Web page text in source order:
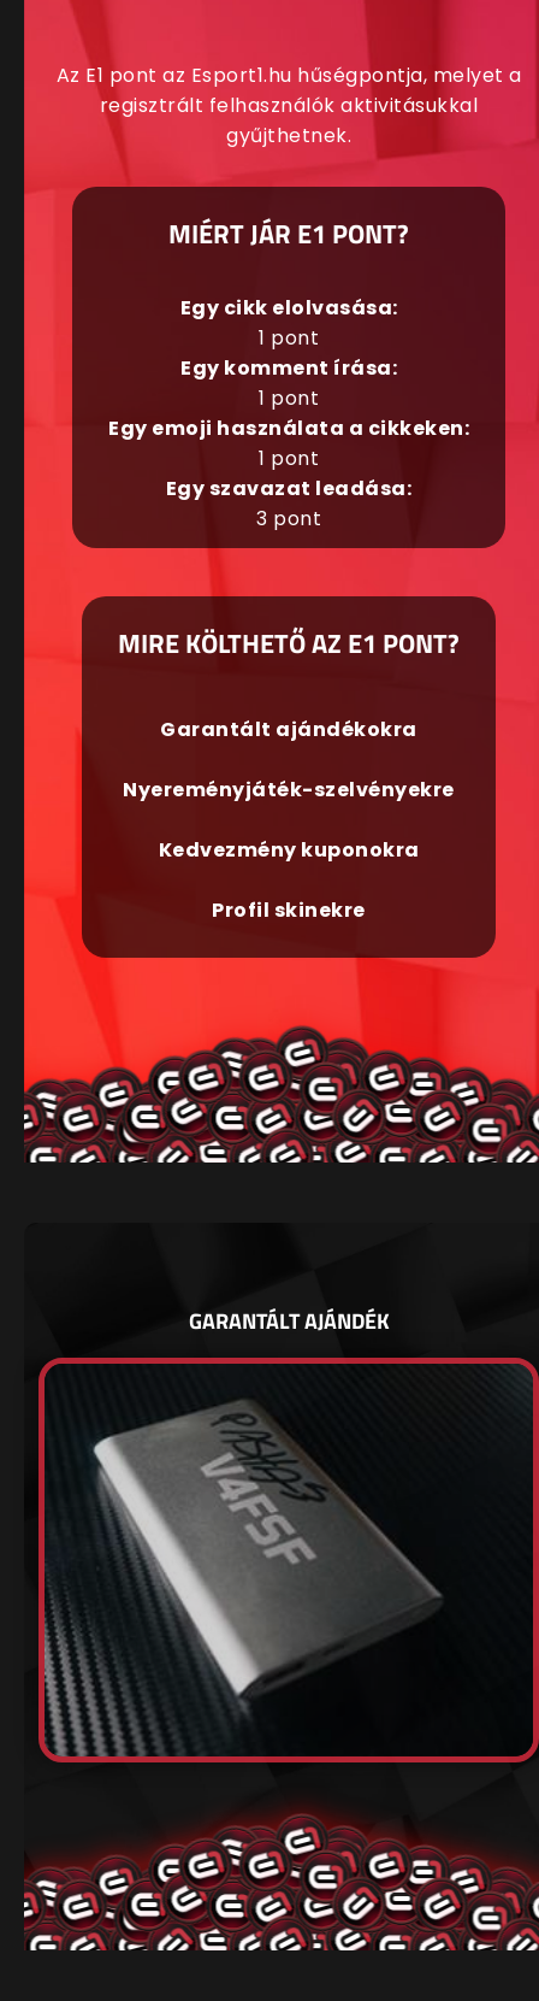
Az E1 pont az Esport1.hu hűségpontja, melyet a
regisztrált felhasználók aktivitásukkal
gyűjthetnek.
MIÉRT JÁR E1 PONT?
Egy cikk elolvasása:
1 pont
Egy komment írása:
1 pont
Egy emoji használata a cikkeken:
1 pont
Egy szavazat leadása:
3 pont
MIRE KÖLTHETŐ AZ E1 PONT?
Garantált ajándékokra
Nyereményjáték-szelvényekre
Kedvezmény kuponokra
Profil skinekre
GARANTÁLT AJÁNDÉK